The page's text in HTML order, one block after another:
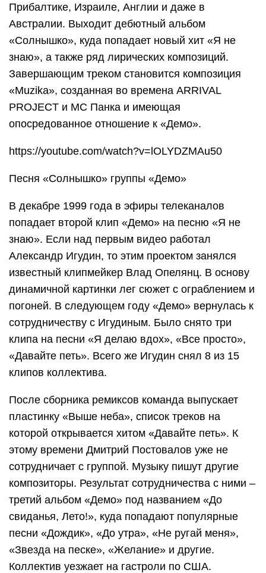
Прибалтике, Израиле, Англии и даже в
Австралии. Выходит дебютный альбом
«Солнышко», куда попадает новый хит «Я не
знаю», а также ряд лирических композиций.
Завершающим треком становится композиция
«Muzika», созданная во времена ARRIVAL
PROJECT и MC Панка и имеющая
опосредованное отношение к «Демо».
https://youtube.com/watch?v=lOLYDZMAu50
Песня «Солнышко» группы «Демо»
В декабре 1999 года в эфиры телеканалов
попадает второй клип «Демо» на песню «Я не
знаю». Если над первым видео работал
Александр Игудин, то этим проектом занялся
известный клипмейкер Влад Опелянц. В основу
динамичной картинки лег сюжет с ограблением и
погоней. В следующем году «Демо» вернулась к
сотрудничеству с Игудиным. Было снято три
клипа на песни «Я делаю вдох», «Все просто»,
«Давайте петь». Всего же Игудин снял 8 из 15
клипов коллектива.
После сборника ремиксов команда выпускает
пластинку «Выше неба», список треков на
которой открывается хитом «Давайте петь». К
этому времени Дмитрий Постовалов уже не
сотрудничает с группой. Музыку пишут другие
композиторы. Результат сотрудничества с ними –
третий альбом «Демо» под названием «До
свиданья, Лето!», куда попадают популярные
песни «Дождик», «До утра», «Не ругай меня»,
«Звезда на песке», «Желание» и другие.
Коллектив уезжает на гастроли по США.